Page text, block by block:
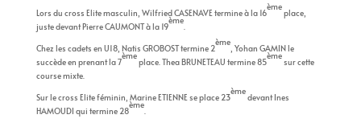
Lors du cross Elite masculin, Wilfried CASENAVE termine à la 16
ème
place,
juste devant Pierre CAUMONT à la 19
ème
.
Chez les cadets en U18, Natis GROBOST termine 2
ème
, Yohan GAMIN le
succède en prenant la 7
ème
place. Thea BRUNETEAU termine 85
ème
sur cette
course mixte.
Sur le cross Elite féminin, Marine ETIENNE se place 23
ème
devant Ines
HAMOUDI qui termine 28
ème
.